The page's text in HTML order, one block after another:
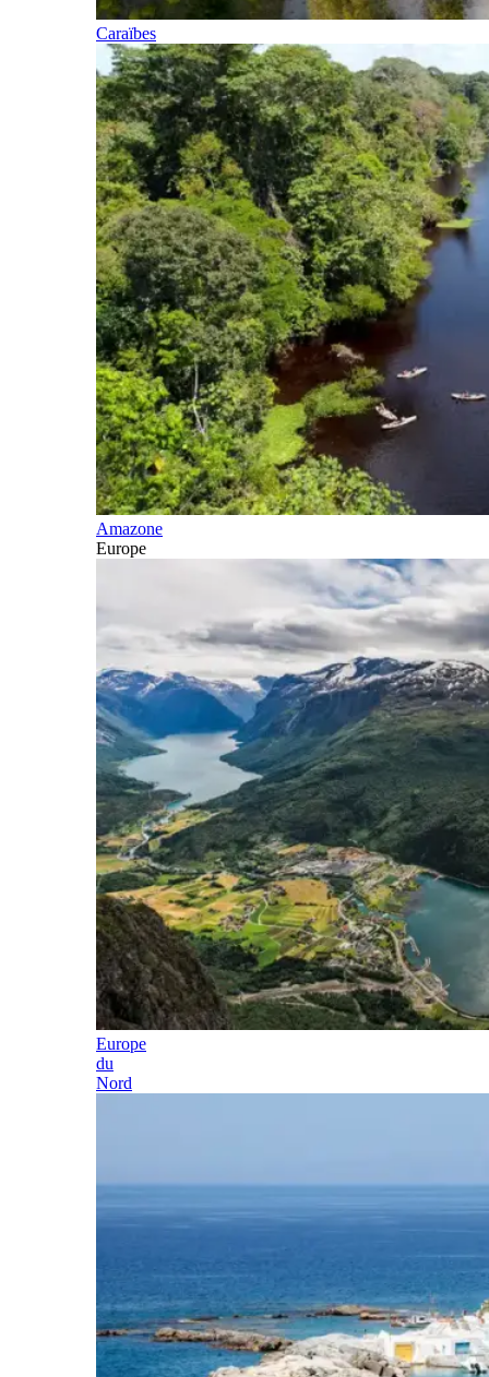
Caraïbes
Amazone
Europe
Europe
du
Nord